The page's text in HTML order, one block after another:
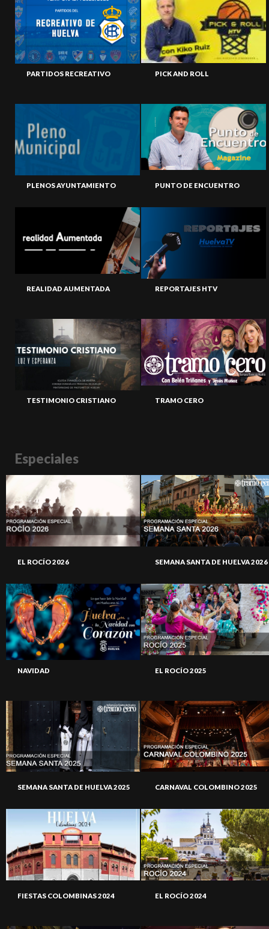
PARTIDOS RECREATIVO PICK AND ROLL
PLENOS AYUNTAMIENTO PUNTO DE ENCUENTRO
REALIDAD AUMENTADA REPORTAJES HTV
TESTIMONIO CRISTIANO TRAMO CERO
Especiales
EL ROCÍO 2026 SEMANA SANTA DE HUELVA 2026
NAVIDAD EL ROCÍO 2025
SEMANA SANTA DE HUELVA 2025 CARNAVAL COLOMBINO 2025
FIESTAS COLOMBINAS 2024 EL ROCÍO 2024